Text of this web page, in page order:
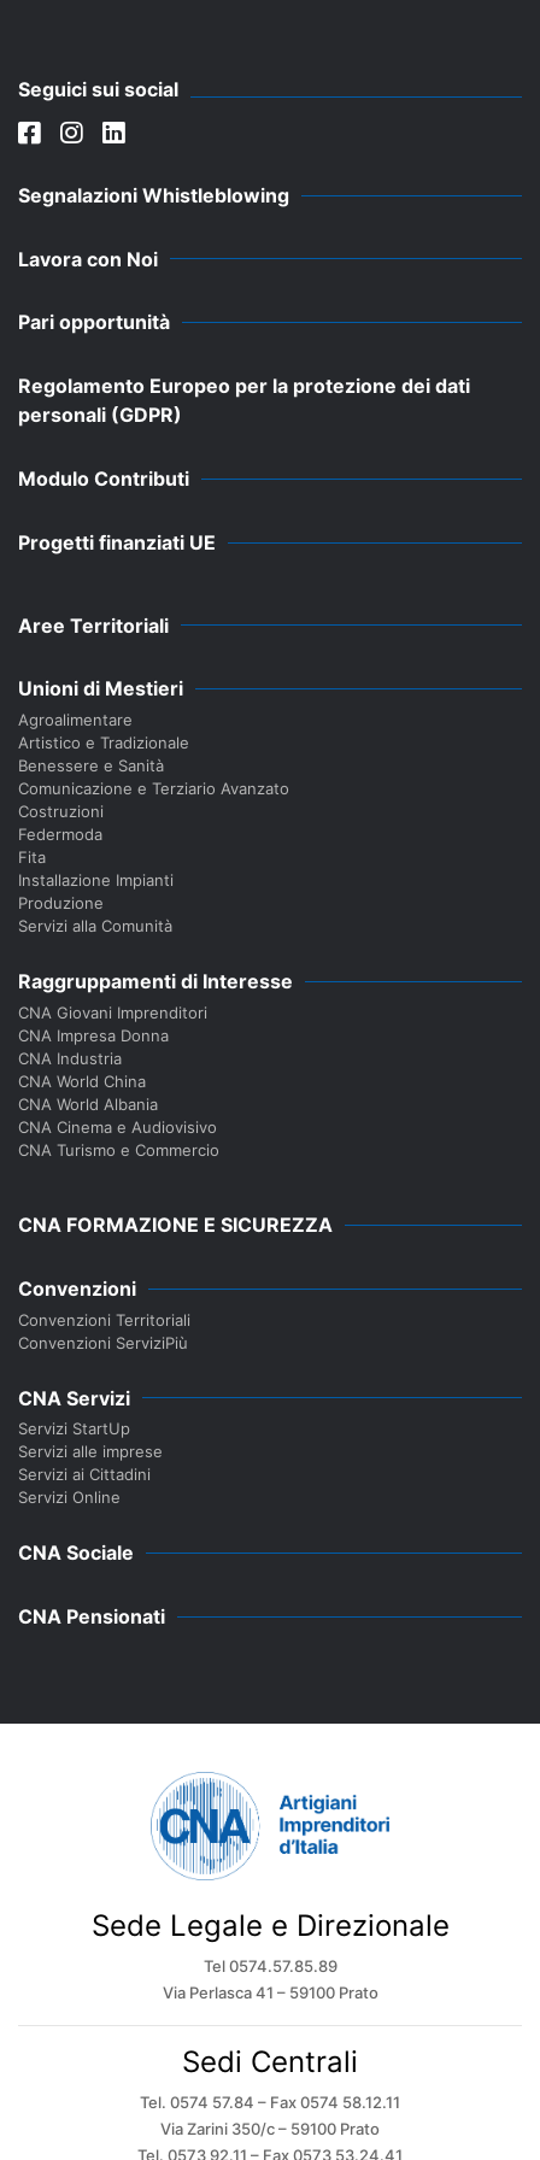
Seguici sui social
Segnalazioni Whistleblowing
Lavora con Noi
Pari opportunità
Regolamento Europeo per la protezione dei dati
personali (GDPR)
Modulo Contributi
Progetti finanziati UE
Aree Territoriali
Unioni di Mestieri
Agroalimentare
Artistico e Tradizionale
Benessere e Sanità
Comunicazione e Terziario Avanzato
Costruzioni
Federmoda
Fita
Installazione Impianti
Produzione
Servizi alla Comunità
Raggruppamenti di Interesse
CNA Giovani Imprenditori
CNA Impresa Donna
CNA Industria
CNA World China
CNA World Albania
CNA Cinema e Audiovisivo
CNA Turismo e Commercio
CNA FORMAZIONE E SICUREZZA
Convenzioni
Convenzioni Territoriali
Convenzioni ServiziPiù
CNA Servizi
Servizi StartUp
Servizi alle imprese
Servizi ai Cittadini
Servizi Online
CNA Sociale
CNA Pensionati
Sede Legale e Direzionale
Tel 0574.57.85.89
Via Perlasca 41 – 59100 Prato
Sedi Centrali
Tel. 0574 57.84 – Fax 0574 58.12.11
Via Zarini 350/c – 59100 Prato
Tel. 0573 92.11 – Fax 0573 53.24.41